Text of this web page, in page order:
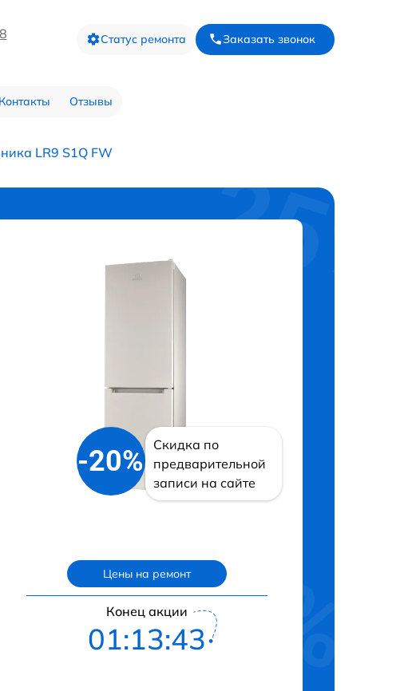
Статус ремонта Заказать звонок
Контакты Отзывы
LR9 S1Q FW
-20%
Скидка по
предварительной
записи на сайте
Цены на ремонт
Конец акции
01:13:42